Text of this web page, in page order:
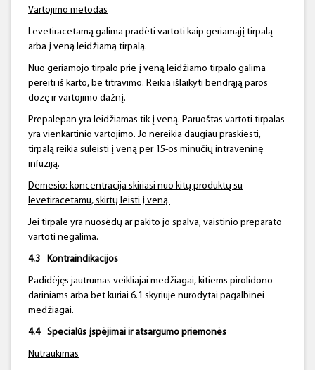
Vartojimo metodas
Levetiracetamą galima pradėti vartoti kaip geriamąjį tirpalą
arba į veną leidžiamą tirpalą.
Nuo geriamojo tirpalo prie į veną leidžiamo tirpalo galima
pereiti iš karto, be titravimo. Reikia išlaikyti bendrąją paros
dozę ir vartojimo dažnį.
Prepalepan yra leidžiamas tik į veną. Paruoštas vartoti tirpalas
yra vienkartinio vartojimo. Jo nereikia daugiau praskiesti,
tirpalą reikia suleisti į veną per 15-os minučių intraveninę
infuziją.
Dėmesio: koncentracija skiriasi nuo kitų produktų su
levetiracetamu, skirtų leisti į veną.
Jei tirpale yra nuosėdų ar pakito jo spalva, vaistinio preparato
vartoti negalima.
4.3 Kontraindikacijos
Padidėjęs jautrumas veikliajai medžiagai, kitiems pirolidono
dariniams arba bet kuriai 6.1 skyriuje nurodytai pagalbinei
medžiagai.
4.4 Specialūs įspėjimai ir atsargumo priemonės
Nutraukimas